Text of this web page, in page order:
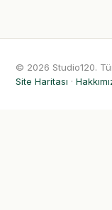
© 2026 Studio120.
Site Haritası ·